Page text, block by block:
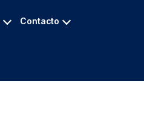
Contacto